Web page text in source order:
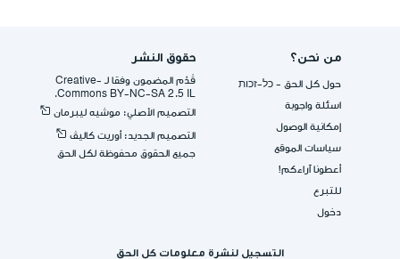
من نحن؟
حول كل الحق - כל-זכות
اسئلة واجوبة
إمكانية الوصول
سياسات الموقع
أعطونا آراءكم!
للتبرع
دخول
حقوق النشر
قُدِّم المضمون وفقا لـ -Creative
Commons BY-NC-SA 2.5 IL.
التصميم الأصلي: موشيه ليبرمان
التصميم الجديد: أوريت كاليڤ
جميع الحقوق محفوظة لكل الحق
التسجيل لنشرة معلومات كل الحق